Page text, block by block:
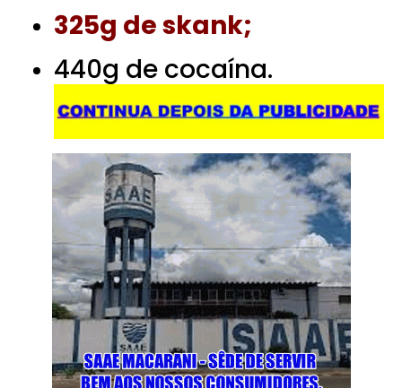
325g de skank;
440g de cocaína.